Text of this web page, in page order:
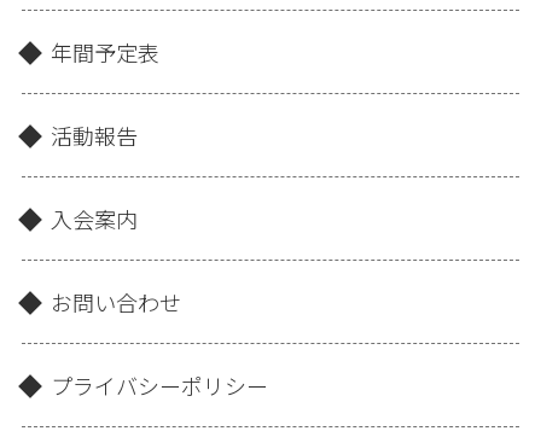
年間予定表
活動報告
入会案内
お問い合わせ
プライバシーポリシー